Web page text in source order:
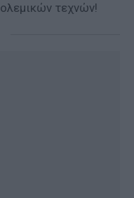
τεχνών!